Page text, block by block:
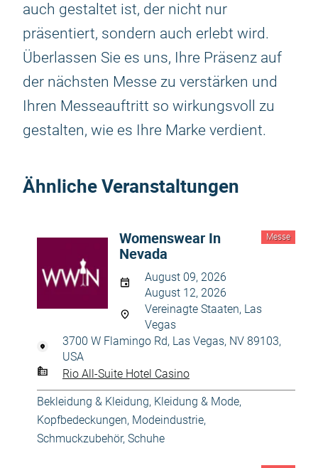
auch gestaltet ist, der nicht nur
präsentiert, sondern auch erlebt wird.
Überlassen Sie es uns, Ihre Präsenz auf
der nächsten Messe zu verstärken und
Ihren Messeauftritt so wirkungsvoll zu
gestalten, wie es Ihre Marke verdient.
Ähnliche Veranstaltungen
Messe
Womenswear In
Nevada
August 09, 2026
August 12, 2026
Vereinagte Staaten, Las
Vegas
3700 W Flamingo Rd, Las Vegas, NV 89103,
USA
Rio All-Suite Hotel Casino
Bekleidung & Kleidung, Kleidung & Mode,
Kopfbedeckungen, Modeindustrie,
Schmuckzubehör, Schuhe